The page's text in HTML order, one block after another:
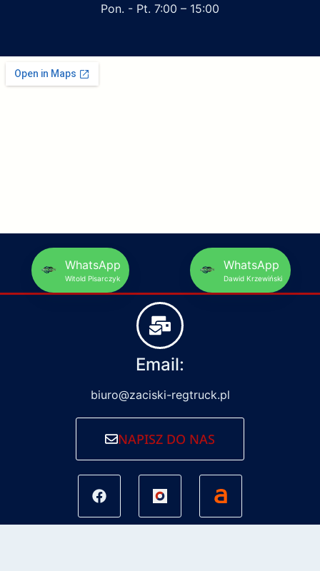
Pon. - Pt. 7:00 – 15:00
WhatsApp
Witold Pisarczyk
WhatsApp
Dawid Krzewiński
Email:
biuro@zaciski-regtruck.pl
NAPISZ DO NAS